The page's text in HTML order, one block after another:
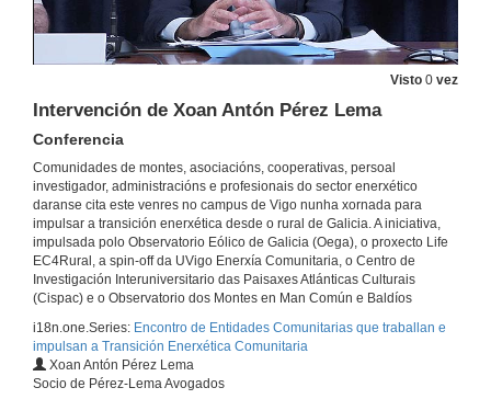
Visto 0 vez
Intervención de Xoan Antón Pérez Lema
Conferencia
Comunidades de montes, asociacións, cooperativas, persoal
investigador, administracións e profesionais do sector enerxético
daranse cita este venres no campus de Vigo nunha xornada para
impulsar a transición enerxética desde o rural de Galicia. A iniciativa,
impulsada polo Observatorio Eólico de Galicia (Oega), o proxecto Life
EC4Rural, a spin-off da UVigo Enerxía Comunitaria, o Centro de
Investigación Interuniversitario das Paisaxes Atlánticas Culturais
(Cispac) e o Observatorio dos Montes en Man Común e Baldíos
i18n.one.Series: Encontro de Entidades Comunitarias que traballan e
impulsan a Transición Enerxética Comunitaria
Xoan Antón Pérez Lema
Socio de Pérez-Lema Avogados
Quenda de preguntas. Participación pública e comunitaria na transición enerxética
Conferencia
29 de maio de 2026
Intervención de Manuel Meixide
Conferencia
29 de maio de 2026
29 de maio de 2026